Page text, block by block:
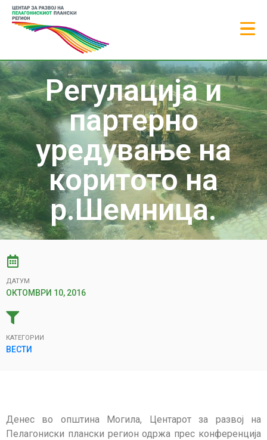
Регулација и
партерно
уредување на
коритото на
р.Шемница.
ДАТУМ
ОКТОМВРИ 10, 2016
КАТЕГОРИИ
ВЕСТИ
Денес во општина Могила, Центарот за развој на
Пелагониски плански регион одржа прес конференција